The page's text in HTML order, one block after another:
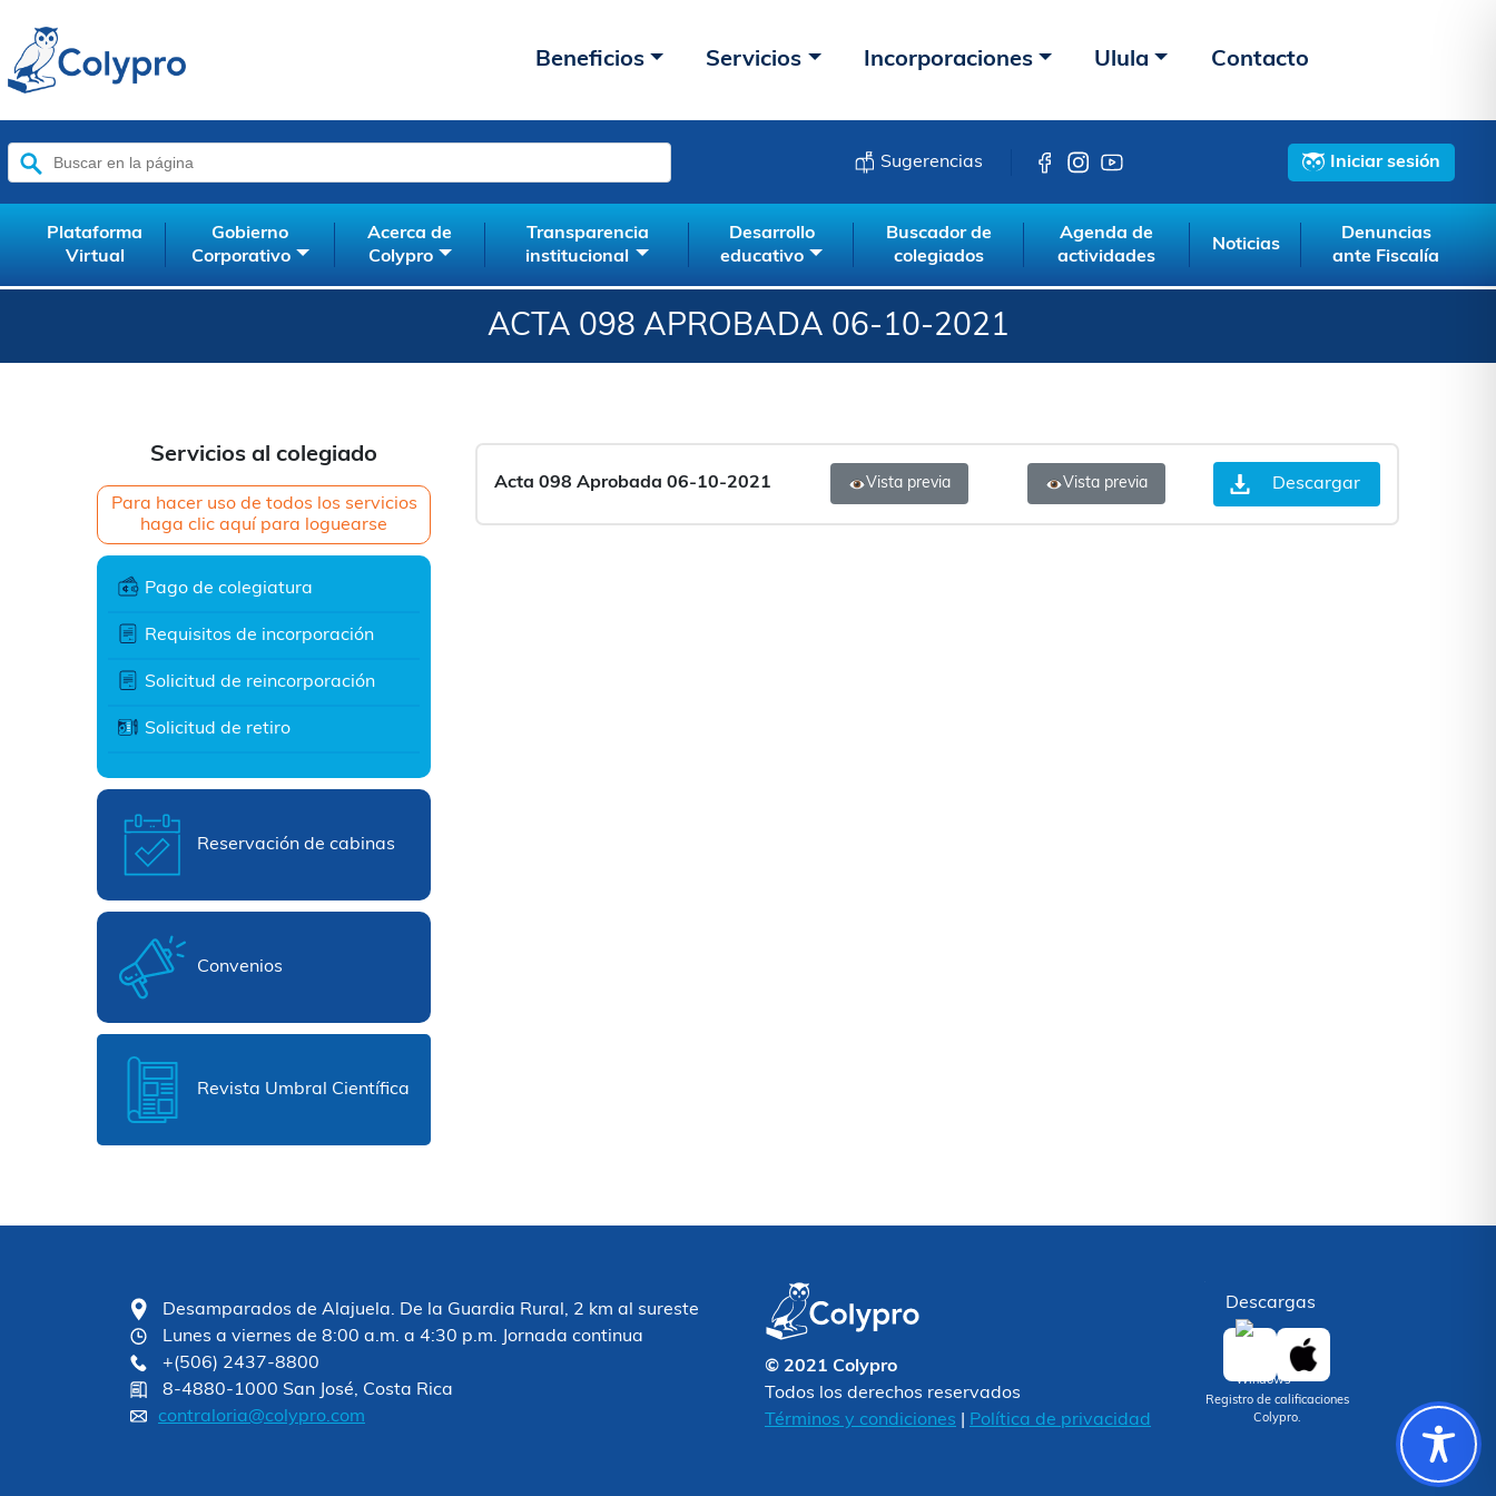
Beneficios Servicios Incorporaciones Ulula Contacto
Buscar:
Sugerencias Iniciar sesión
Plataforma
Virtual
Gobierno
Corporativo
Acerca de
Colypro
Transparencia
institucional
Desarrollo
educativo
Buscador de
colegiados
Agenda de
actividades
Noticias
Denuncias
ante Fiscalía
ACTA 098 APROBADA 06-10-2021
Servicios al colegiado
Para hacer uso de todos los servicios
haga clic aquí para loguearse
Pago de colegiatura
Requisitos de incorporación
Solicitud de reincorporación
Solicitud de retiro
Reservación de cabinas
Convenios
Revista Umbral Científica
Acta 098 Aprobada 06-10-2021 Vista previa Vista previa Descargar
Desamparados de Alajuela. De la Guardia Rural, 2 km al sureste
Lunes a viernes de 8:00 a.m. a 4:30 p.m. Jornada continua
+(506) 2437-8800
8-4880-1000 San José, Costa Rica
contraloria@colypro.com
© 2021 Colypro
Todos los derechos reservados
Términos y condiciones
Política de privacidad
Descargas
Registro de calificaciones
Colypro.